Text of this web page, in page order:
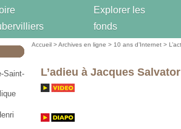
Explorer les
fonds
Saint-
Accueil >Archives en ligne > 10 ans d’Internet >
L’adieu à Jacques Salvator